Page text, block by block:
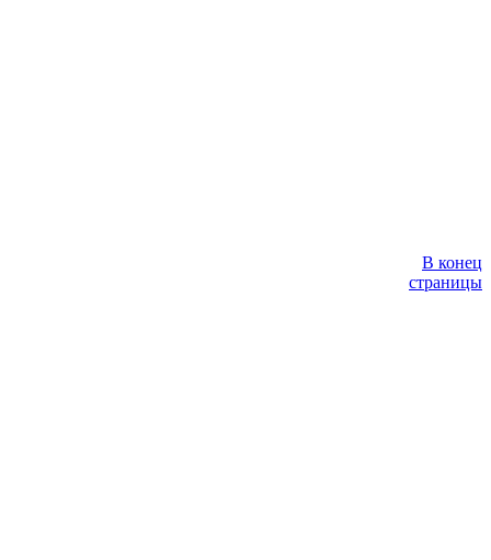
В конец
страницы